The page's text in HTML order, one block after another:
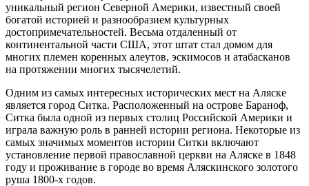
уникальный регион Северной Америки, известный своей
богатой историей и разнообразием культурных
достопримечательностей. Весьма отдаленный от
континентальной части США, этот штат стал домом для
многих племен коренных алеутов, эскимосов и атабасканов
на протяжении многих тысячелетий.
Одним из самых интересных исторических мест на Аляске
является город Ситка. Расположенный на острове Бараноф,
Ситка была одной из первых столиц Российской Америки и
играла важную роль в ранней истории региона. Некоторые из
самых значимых моментов истории Ситки включают
установление первой православной церкви на Аляске в 1848
году и проживание в городе во время Аляскинского золотого
руша 1800-х годов.